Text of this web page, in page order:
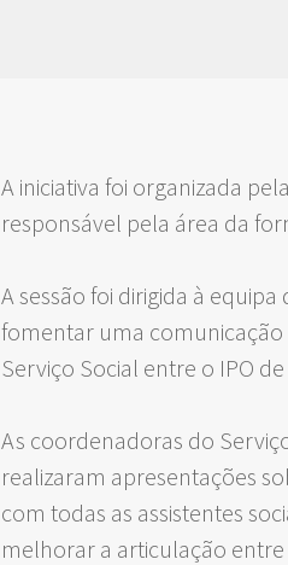
A iniciativa foi organizada
responsável pela área da
A sessão foi dirigida à
fomentar uma
Serviço Social entre o IPO
As coordenadoras do
realizaram apresentações
com todas as assistentes
melhorar a articulação entre